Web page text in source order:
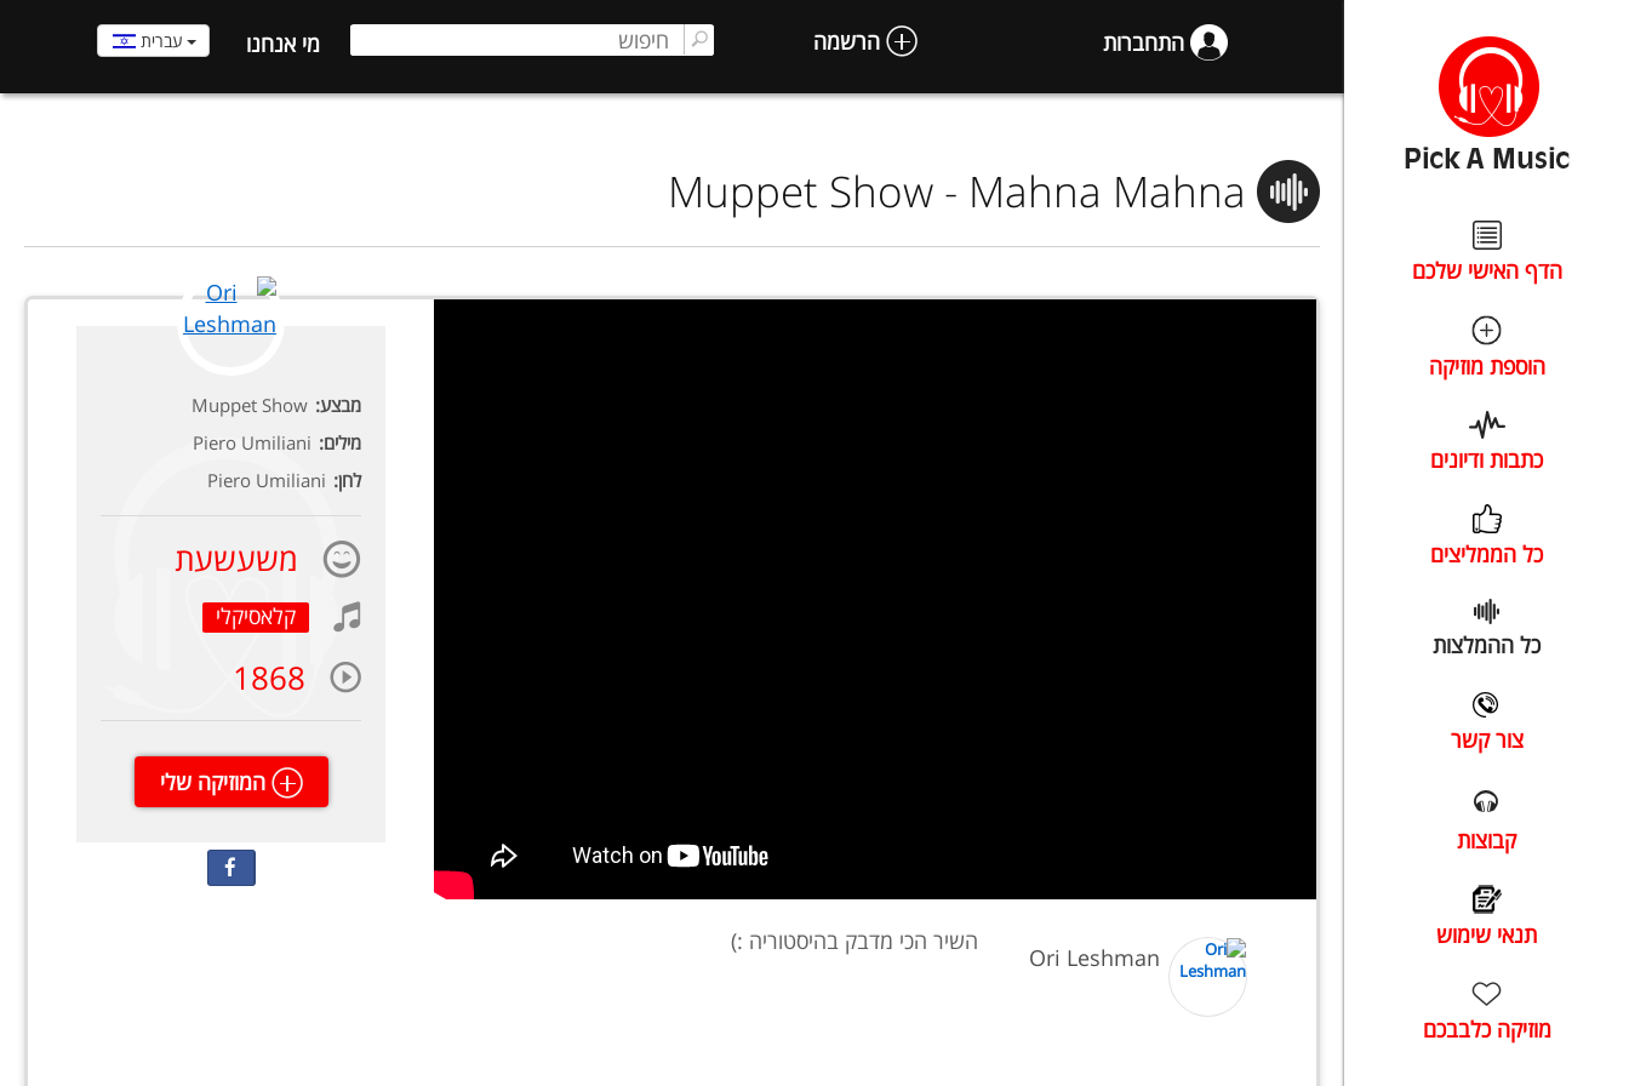
הדף האישי שלכם
הוספת מוזיקה
כתבות ודיונים
כל הממליצים
כל ההמלצות
צור קשר
קבוצות
תנאי שימוש
מוזיקה כלבבכם
התחברות הרשמה מי אנחנו עברית
Muppet Show - Mahna Mahna
Ori Leshman
השיר הכי מדבק בהיסטוריה :)
מבצע: Muppet Show
מילים: Piero Umiliani
לחן: Piero Umiliani
משעשעת
קלאסיקלי
1868
המוזיקה שלי